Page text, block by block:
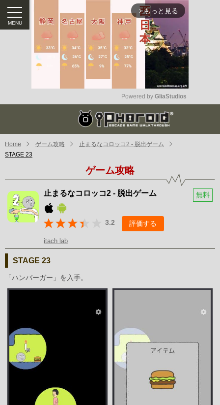
arrow_forward_ios もっと見る
Mute
Powered by GliaStudios
Home ゲーム攻略
止まるなコロッコ2 - 脱出ゲーム
STAGE 23
ゲーム攻略
止まるなコロッコ2 - 脱出ゲーム 無料
3.2 評価する
itach lab
STAGE 23
「ハンバーガー」を入手。